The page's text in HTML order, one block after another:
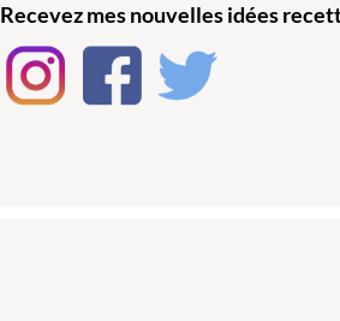
Recevez mes nouvelles idées